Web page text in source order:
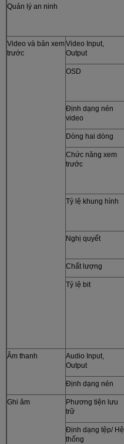
Quản lý an ninh
Video và bản xem
trước
Video Input,
Output
OSD
Định dạng nén
video
Dòng hai dòng
Chức năng xem
trước
Tỷ lệ khung hình
Nghị quyết
Chất lượng
Tỷ lệ bit
Âm thanh
Audio Input,
Output
Định dạng nén
Ghi âm
Phương tiện lưu
trữ
Định dạng tệp/ Hệ
thống